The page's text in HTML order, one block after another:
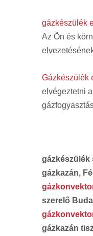
gázkészülék
Az Ön és
Gázkészülék
elvégeztetni
gázkészülék
gázkazán,
szerelő
gázkazán